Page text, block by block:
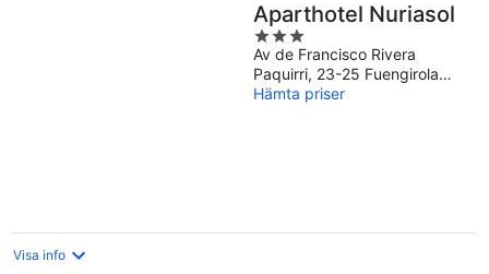
Aparthotel Nuriasol
3
out
of
5
Av de Francisco Rivera
Paquirri, 23-25 Fuengirola
Malaga
Hämta priser
Visa info